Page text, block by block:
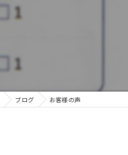
ブログ お客様の声